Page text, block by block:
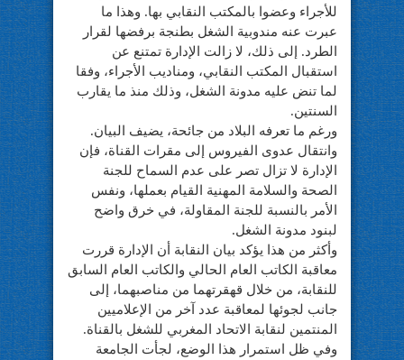
للأجراء وعضوا بالمكتب النقابي بها. وهذا ما
عبرت عنه مندوبية الشغل بطنجة برفضها لقرار
الطرد. إلى ذلك، لا زالت الإدارة تمتنع عن
استقبال المكتب النقابي، ومناديب الأجراء، وفقا
لما تنض عليه مدونة الشغل، وذلك منذ ما يقارب
السنتين.
‎ورغم ما تعرفه البلاد من جائحة، يضيف البيان.
وانتقال عدوى الفيروس إلى مقرات القناة، فإن
الإدارة لا تزال تصر على عدم السماح للجنة
الصحة والسلامة المهنية القيام بعملها، ونفس
الأمر بالنسبة للجنة المقاولة، في خرق واضح
لبنود مدونة الشغل.
‎وأكثر من هذا يؤكد بيان النقابة أن الإدارة قررت
معاقبة الكاتب العام الحالي والكاتب العام السابق
للنقابة، من خلال قهقرتهما من مناصبهما، إلى
جانب لجوئها لمعاقبة عدد آخر من الإعلاميين
المنتمين لنقابة الاتحاد المغربي للشغل بالقناة.
‎وفي ظل استمرار هذا الوضع، لجأت الجامعة